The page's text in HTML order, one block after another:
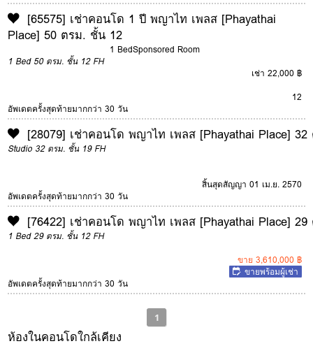
[65575] เช่าคอนโด 1 ปี พญาไท เพลส [Phayathai
Place] 50 ตรม. ชั้น 12
1 BedSponsored Room
1 Bed 50 ตรม. ชั้น 12 FH
เช่า 22,000 ฿
12
อัพเดตครั้งสุดท้ายมากกว่า 30 วัน
[28079] เช่าคอนโด พญาไท เพลส [Phayathai Place]
Studio 32 ตรม. ชั้น 19 FH
สิ้นสุดสัญญา 01 เม.ย. 2570
อัพเดตครั้งสุดท้ายมากกว่า 30 วัน
[76422] เช่าคอนโด พญาไท เพลส [Phayathai Place]
1 Bed 29 ตรม. ชั้น 12 FH
ขาย 3,610,000 ฿
ขายพร้อมผู้เช่า
อัพเดตครั้งสุดท้ายมากกว่า 30 วัน
1
ห้องในคอนโดใกล้เคียง